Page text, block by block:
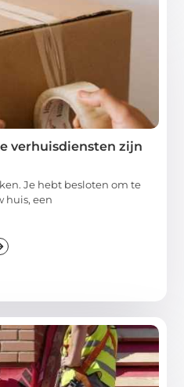
verhuisdiensten zijn
Je hebt besloten om te
huis, een